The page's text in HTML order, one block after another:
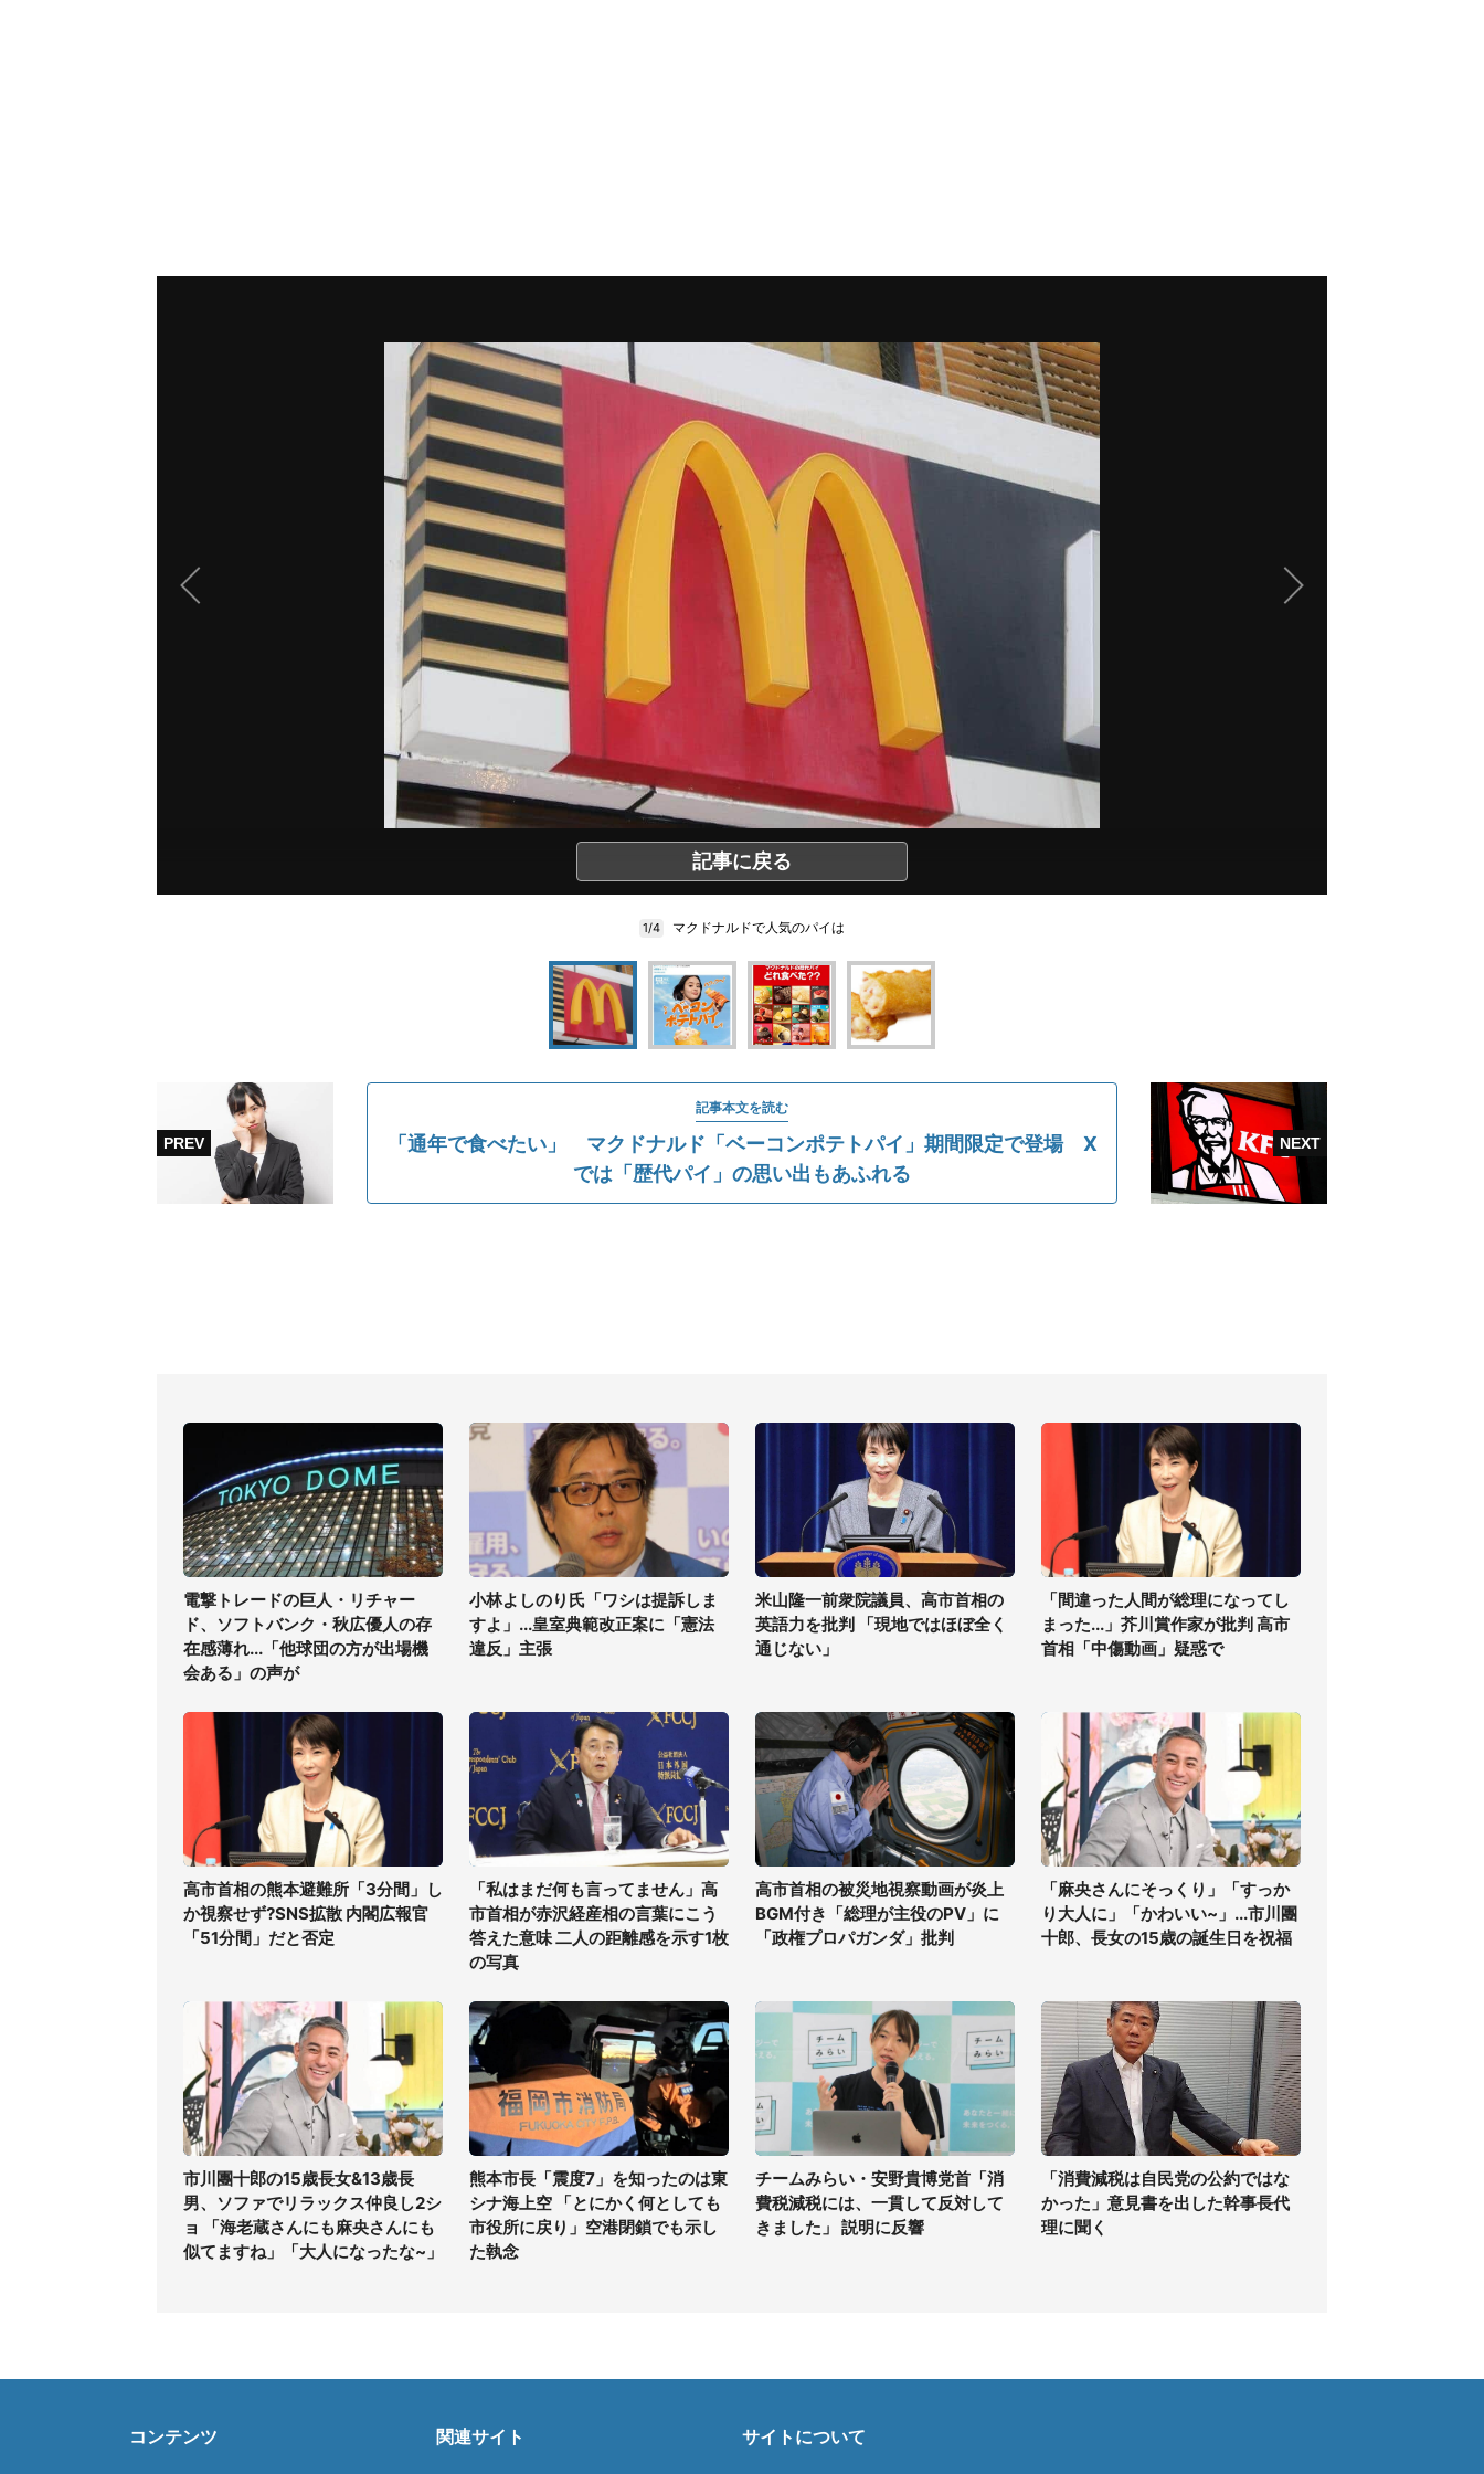
記事に戻る
1/4 マクドナルドで人気のパイは
記事本文を読む
「通年で食べたい」 マクドナルド「ベーコンポテトパイ」期間限定で登場 X
では「歴代パイ」の思い出もあふれる
電撃トレードの巨人・リチャー
ド、ソフトバンク・秋広優人の存
在感薄れ...「他球団の方が出場機
会ある」の声が
小林よしのり氏「ワシは提訴しま
すよ」...皇室典範改正案に「憲法
違反」主張
米山隆一前衆院議員、高市首相の
英語力を批判 「現地ではほぼ全く
通じない」
「間違った人間が総理になってし
まった...」芥川賞作家が批判 高市
首相「中傷動画」疑惑で
高市首相の熊本避難所「3分間」し
か視察せず?SNS拡散 内閣広報官
「51分間」だと否定
「私はまだ何も言ってません」高
市首相が赤沢経産相の言葉にこう
答えた意味 二人の距離感を示す1枚
の写真
高市首相の被災地視察動画が炎上
BGM付き「総理が主役のPV」に
「政権プロパガンダ」批判
「麻央さんにそっくり」「すっか
り大人に」「かわいい~」...市川團
十郎、長女の15歳の誕生日を祝福
市川團十郎の15歳長女&13歳長
男、ソファでリラックス仲良し2シ
ョ 「海老蔵さんにも麻央さんにも
似てますね」「大人になったな~」
熊本市長「震度7」を知ったのは東
シナ海上空 「とにかく何としても
市役所に戻り」空港閉鎖でも示し
た執念
チームみらい・安野貴博党首「消
費税減税には、一貫して反対して
きました」 説明に反響
「消費減税は自民党の公約ではな
かった」意見書を出した幹事長代
理に聞く
コンテンツ 関連サイト サイトについて